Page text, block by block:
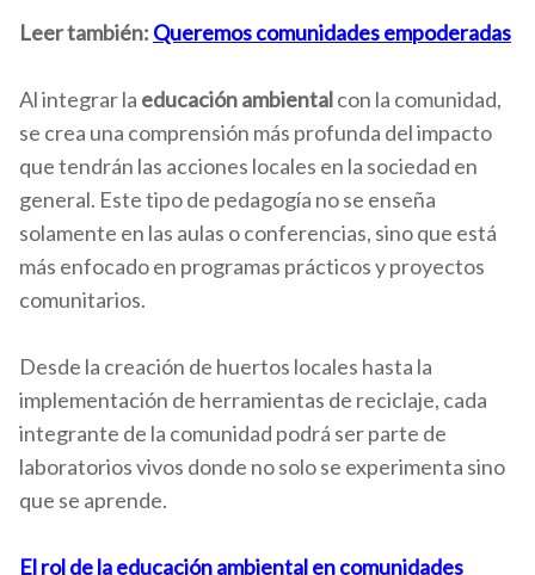
Leer también: Queremos comunidades empoderadas
Al integrar la educación ambientalcon la comunidad,
se crea una comprensión más profunda del impacto
que tendrán las acciones locales en la sociedad en
general. Este tipo de pedagogía no se enseña
solamente en las aulas o conferencias, sino que está
más enfocado en programas prácticos y proyectos
comunitarios.
Desde la creación de huertos locales hasta la
implementación de herramientas de reciclaje, cada
integrante de la comunidad podrá ser parte de
laboratorios vivos donde no solo se experimenta sino
que se aprende.
El rol de la educación ambiental en comunidades